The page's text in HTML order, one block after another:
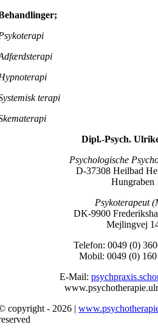
terapi
Dipl.-Psych.
Psychologische
D-37308 Heilbad
Hungraben
Psykoterapeut
DK-9900
Mejlingvej
Telefon: 0049 (0)
Mobil: 0049 (0)
E-Mail:
copyright - 2026 |